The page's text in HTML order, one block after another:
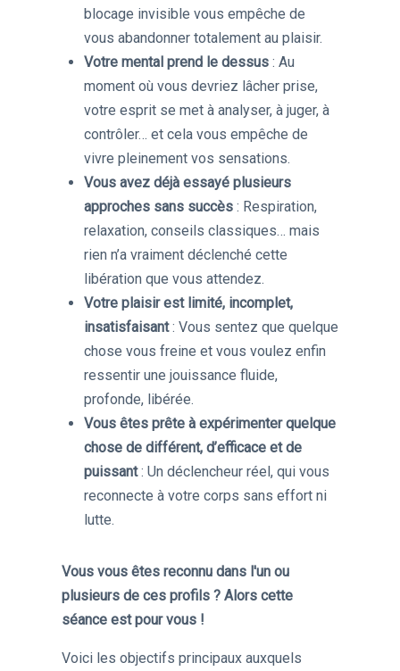
blocage invisible vous empêche de
vous abandonner totalement au plaisir.
Votre mental prend le dessus: Au
moment où vous devriez lâcher prise,
votre esprit se met à analyser, à juger, à
contrôler… et cela vous empêche de
vivre pleinement vos sensations.
Vous avez déjà essayé plusieurs
approches sans succès: Respiration,
relaxation, conseils classiques… mais
rien n’a vraiment déclenché cette
libération que vous attendez.
Votre plaisir est limité, incomplet,
insatisfaisant: Vous sentez que quelque
chose vous freine et vous voulez enfin
ressentir une jouissance fluide,
profonde, libérée.
Vous êtes prête à expérimenter quelque
chose de différent, d’efficace et de
puissant: Un déclencheur réel, qui vous
reconnecte à votre corps sans effort ni
lutte.
Vous vous êtes reconnu dans l'un ou
plusieurs de ces profils ? Alors cette
séance est pour vous !
Voici les objectifs principaux auxquels